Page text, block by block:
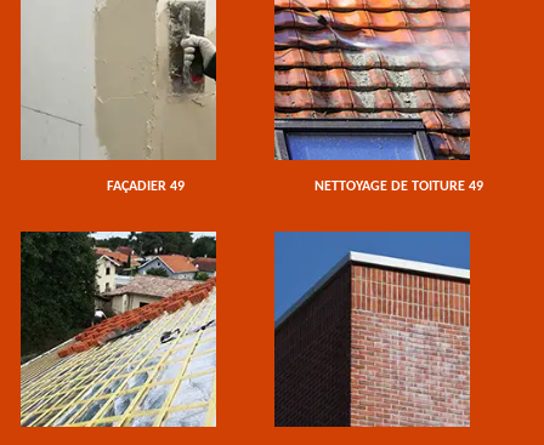
FAÇADIER 49 NETTOYAGE DE TOITURE 49